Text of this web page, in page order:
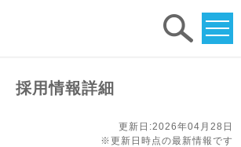
採用情報詳細
更新日:2026年04月28日
※更新日時点の最新情報です